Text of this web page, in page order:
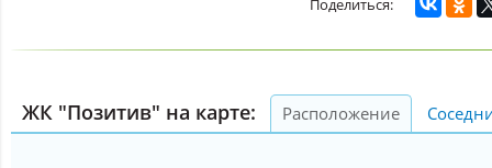
ЖК "Позитив" на карте: Расположение